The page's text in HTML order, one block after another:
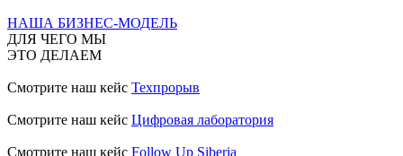
НАША БИЗНЕС-МОДЕЛЬ
ДЛЯ ЧЕГО МЫ
ЭТО ДЕЛАЕМ
Смотрите наш кейс Техпрорыв
Смотрите наш кейс Цифровая лаборатория
Смотрите наш кейс Follow Up Siberia